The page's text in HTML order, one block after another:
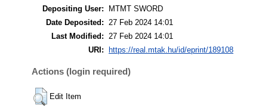
Depositing User:
MTMT SWORD
Date Deposited:
27 Feb 2024 14:01
Last Modified:
27 Feb 2024 14:01
URI: https://real.mtak.hu/id/eprint/189108
Actions (login required)
Edit Item